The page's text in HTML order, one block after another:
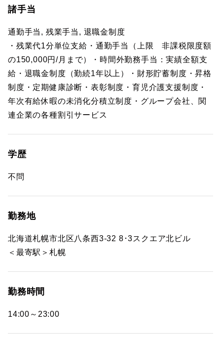
諸手当
通勤手当, 残業手当, 退職金制度
・残業代1分単位支給・通勤手当（上限 非課税限度額
の150,000円/月まで）・時間外勤務手当：実績全額支
給・退職金制度（勤続1年以上）・財形貯蓄制度・昇格
制度・定期健康診断・表彰制度・育児介護支援制度・
年次有給休暇の未消化分積立制度・グループ会社、関
連企業の各種割引サービス
学歴
不問
勤務地
北海道札幌市北区八条西3-32 8･3スクエア北ビル
＜最寄駅＞札幌
勤務時間
14:00～23:00